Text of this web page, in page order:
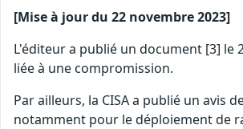
[Mise à jour du 22 novembre 2023]
L'éditeur a publié un document [3]
liée à une compromission.
Par ailleurs, la CISA a publié un avis
notamment pour le déploiement de